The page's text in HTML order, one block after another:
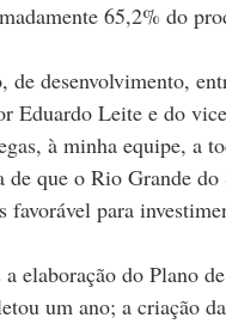
65,2% do
desenvolvimento,
Eduardo Leite e do
à minha equipe, a
de que o Rio Grande
favorável para
a elaboração do Plano
um ano; a criação